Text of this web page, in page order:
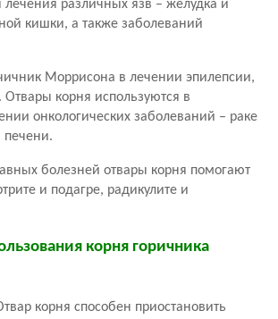
лечения различных язв – желудка и
кишки, а также заболеваний
Моррисона в лечении эпилепсии,
Отвары корня используются в
онкологических заболеваний – раке
печени.
болезней отвары корня помогают
и подагре, радикулите и
корня горичника
корня способен приостановить